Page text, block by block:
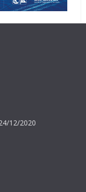
12/2020